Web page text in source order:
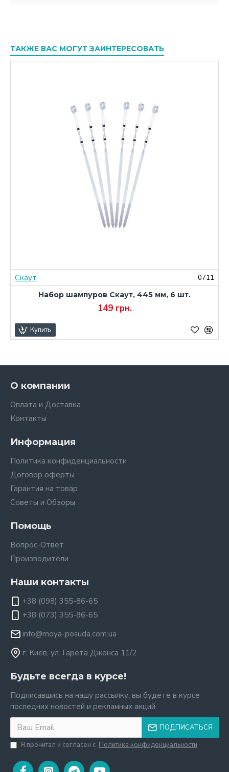
ТАКЖЕ ВАС МОГУТ ЗАИНТЕРЕСОВАТЬ
Скаут
0711
Набор шампуров Скаут, 445 мм, 6 шт.
149 грн.
Купить
О компании
Оплата и Доставка
Контакты
Информация
Политика конфиденциальности
Договор оферты
Гарантия на товар
Советы и Обзоры
Помощь
Вопрос-Ответ
Производители
Наши контакты
+38 (098) 355-86-65
+38 (073) 355-86-65
info@moya-posuda.com.ua
г. Киев, ул. Гарета Джонса 11/2
Будьте всегда в курсе!
Подписавшись на нашу рассылку, вы будете в курсе
последних новостей и рекламных акций.
ПОДПИСАТЬСЯ
Я прочитал и согласен с Политика конфиденциальности